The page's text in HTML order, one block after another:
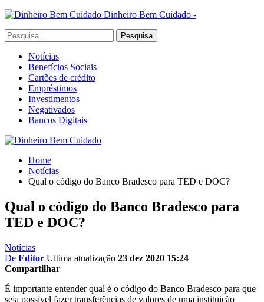
Dinheiro Bem Cuidado -
Notícias
Benefícios Sociais
Cartões de crédito
Empréstimos
Investimentos
Negativados
Bancos Digitais
Home
Notícias
Qual o código do Banco Bradesco para TED e DOC?
Qual o código do Banco Bradesco para
TED e DOC?
Notícias
De Editor Ultima atualização 23 dez 2020 15:24
Compartilhar
É importante entender qual é o código do Banco Bradesco para que
seja possível fazer transferências de valores de uma instituição